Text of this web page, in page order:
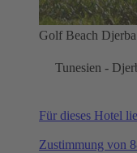
Golf Beach Djerba
Tunesien -
Für dieses Hotel
Zustimmung von